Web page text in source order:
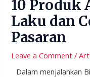
10 Produk
Laku dan
Pasaran
Leave a Comment /
Dalam menjalankan